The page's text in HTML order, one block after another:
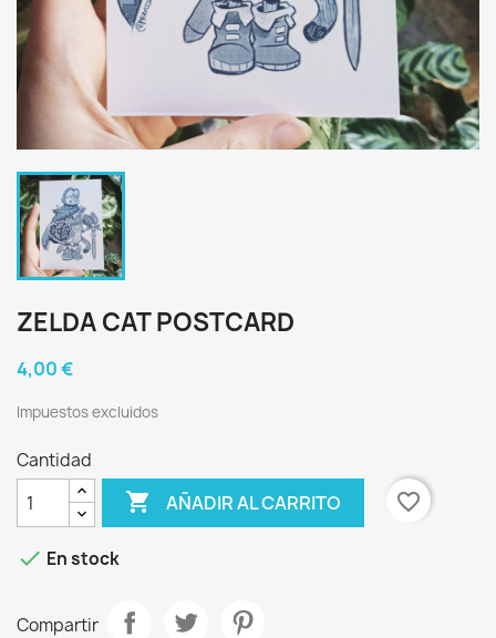
ZELDA CAT POSTCARD
4,00 €
Impuestos excluidos
Cantidad
 AÑADIR AL CARRITO favorite_border
 En stock
Compartir